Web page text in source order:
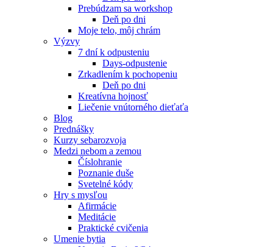
Prebúdzam sa workshop
Deň po dni
Moje telo, môj chrám
Výzvy
7 dní k odpusteniu
Days-odpustenie
Zrkadlením k pochopeniu
Deň po dni
Kreatívna hojnosť
Liečenie vnútorného dieťaťa
Blog
Prednášky
Kurzy sebarozvoja
Medzi nebom a zemou
Číslohranie
Poznanie duše
Svetelné kódy
Hry s mysľou
Afirmácie
Meditácie
Praktické cvičenia
Umenie bytia